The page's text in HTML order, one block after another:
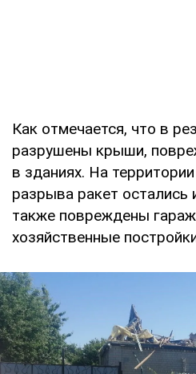
Как отмечается, что в
разрушены крыши,
в зданиях. На
разрыва ракет
также повреждены
хозяйственные